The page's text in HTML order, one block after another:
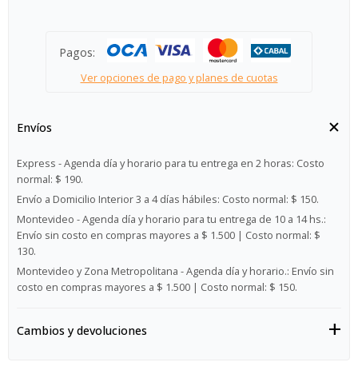
Pagos:
Ver opciones de pago y planes de cuotas
Envíos
Express - Agenda día y horario para tu entrega en 2 horas: Costo
normal: $ 190.
Envío a Domicilio Interior 3 a 4 días hábiles: Costo normal: $ 150.
Montevideo - Agenda día y horario para tu entrega de 10 a 14 hs.:
Envío sin costo en compras mayores a $ 1.500 | Costo normal: $
130.
Montevideo y Zona Metropolitana - Agenda día y horario.: Envío sin
costo en compras mayores a $ 1.500 | Costo normal: $ 150.
Cambios y devoluciones